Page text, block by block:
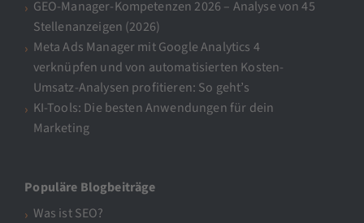
GEO-Manager-Kompetenzen 2026 – Analyse von 45
Stellenanzeigen (2026)
Meta Ads Manager mit Google Analytics 4
verknüpfen und von automatisierten Kosten-
Umsatz-Analysen profitieren: So geht’s
KI-Tools: Die besten Anwendungen für dein
Marketing
Populäre Blogbeiträge
Was ist SEO?